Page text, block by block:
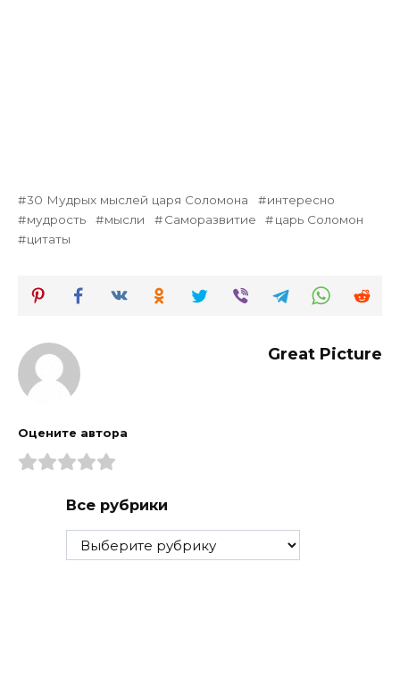
30 Мудрых мыслей царя Соломона
интересно
мудрость
мысли Саморазвитие
царь Соломон
цитаты
Great Picture
Оцените автора
Все рубрики
Все
рубрики